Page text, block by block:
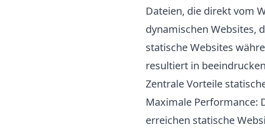
Dateien, die direkt vom
dynamischen Websites,
statische Websites
resultiert in
Zentrale Vorteile
Maximale Performance:
erreichen statische